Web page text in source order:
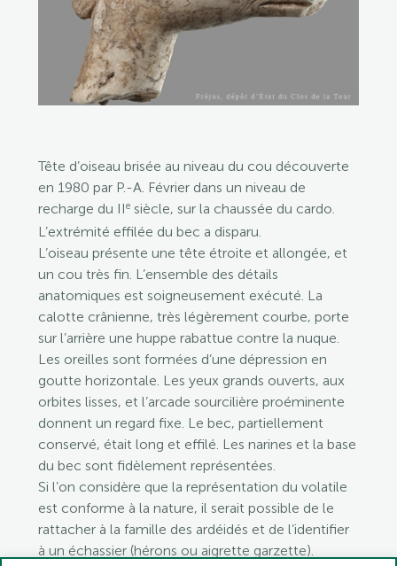
Tête d’oiseau brisée au niveau du cou découverte
en 1980 par P.-A. Février dans un niveau de
recharge du IIesiècle, sur la chaussée du cardo.
L’extrémité effilée du bec a disparu.
L’oiseau présente une tête étroite et allongée, et
un cou très fin. L’ensemble des détails
anatomiques est soigneusement exécuté. La
calotte crânienne, très légèrement courbe, porte
sur l’arrière une huppe rabattue contre la nuque.
Les oreilles sont formées d’une dépression en
goutte horizontale. Les yeux grands ouverts, aux
orbites lisses, et l’arcade sourcilière proéminente
donnent un regard fixe. Le bec, partiellement
conservé, était long et effilé. Les narines et la base
du bec sont fidèlement représentées.
Si l’on considère que la représentation du volatile
est conforme à la nature, il serait possible de le
rattacher à la famille des ardéidés et de l’identifier
à un échassier (hérons ou aigrette garzette).